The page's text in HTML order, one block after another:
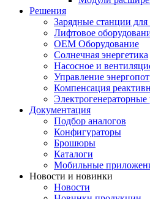
Решения
Зарядные станции
Лифтовое
ОЕМ Оборудование
Солнечная энергетика
Насосное и
Управление
Компенсация
Электрогенераторные
Документация
Подбор аналогов
Конфигураторы
Брошюры
Каталоги
Мобильные
Новости и новинки
Новости